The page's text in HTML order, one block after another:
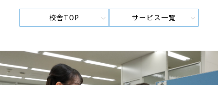
校舎TOP サービス一覧